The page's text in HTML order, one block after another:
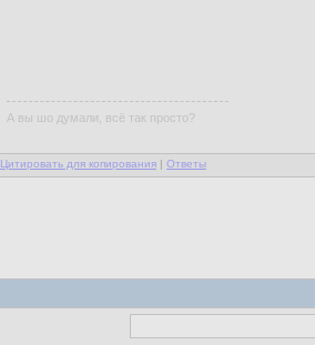
А вы шо думали, всё так просто?
Цитировать для копирования | Ответы